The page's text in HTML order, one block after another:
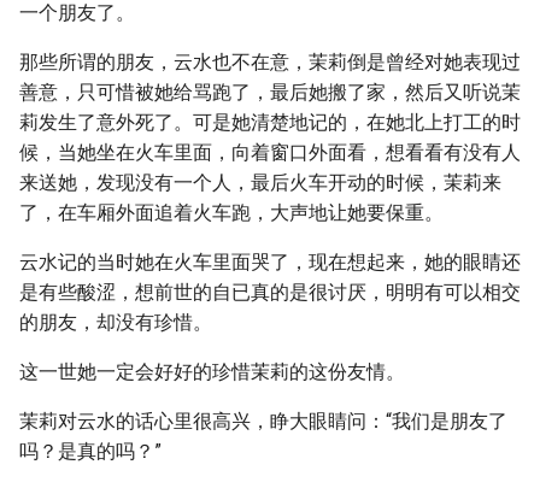
一个朋友了。
那些所谓的朋友，云水也不在意，茉莉倒是曾经对她表现过
善意，只可惜被她给骂跑了，最后她搬了家，然后又听说茉
莉发生了意外死了。可是她清楚地记的，在她北上打工的时
候，当她坐在火车里面，向着窗口外面看，想看看有没有人
来送她，发现没有一个人，最后火车开动的时候，茉莉来
了，在车厢外面追着火车跑，大声地让她要保重。
云水记的当时她在火车里面哭了，现在想起来，她的眼睛还
是有些酸涩，想前世的自已真的是很讨厌，明明有可以相交
的朋友，却没有珍惜。
这一世她一定会好好的珍惜茉莉的这份友情。
茉莉对云水的话心里很高兴，睁大眼睛问：“我们是朋友了
吗？是真的吗？”